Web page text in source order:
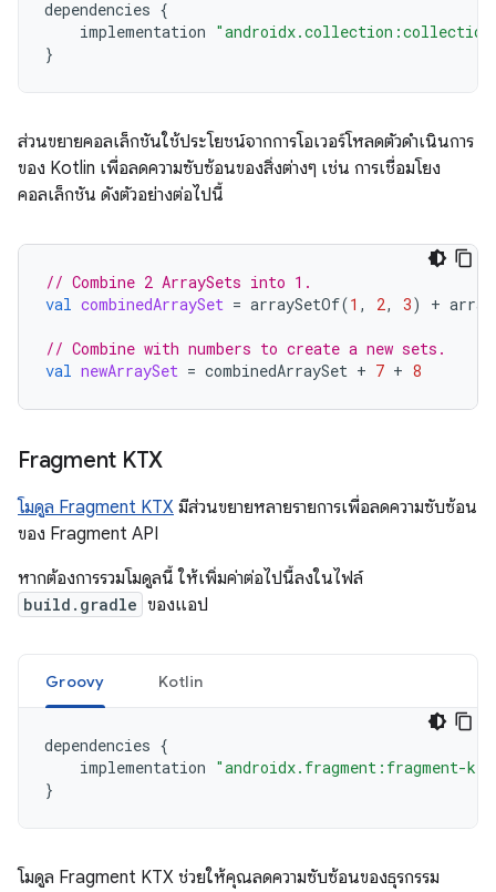
dependencies {
implementation
}
ส่วนขยายคอลเล็กชันใช้ประโยชน์จากการโอเวอร์โหลดตัวดำเนินการ
ของ Kotlin เพื่อลดความซับซ้อนของสิ่งต่างๆ เช่น การเชื่อมโยง
คอลเล็กชัน ดังตัวอย่างต่อไปนี้
// Combine 2 ArraySets into 1.
val combinedArraySet = arraySetOf(1 , 2, 3) +
// Combine with numbers to create a new sets.
val newArraySet = combinedArraySet + 7 + 8
Fragment KTX
โมดูล Fragment KTX มีส่วนขยายหลายรายการเพื่อลดความซับซ้อน
ของ Fragment API
หากต้องการรวมโมดูลนี้ ให้เพิ่มค่าต่อไปนี้ลงในไฟล์
build.gradle ของแอป
Groovy Kotlin
dependencies {
implementation "androidx.fragment:fragment-
}
โมดูล Fragment KTX ช่วยให้คุณลดความซับซ้อนของธุรกรรม